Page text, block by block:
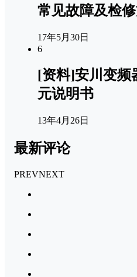
常见故障及检
17年5月30日
6
[资料]安川变频
元说明书
13年4月26日
最新评论
PREVNEXT